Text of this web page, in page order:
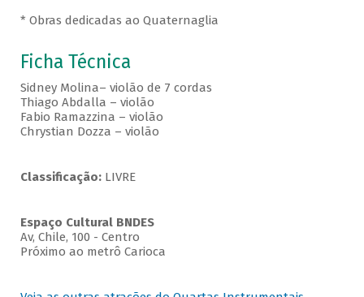
* Obras dedicadas ao Quaternaglia
Ficha Técnica
Sidney Molina– violão de 7 cordas
Thiago Abdalla – violão
Fabio Ramazzina – violão
Chrystian Dozza – violão
Classificação: LIVRE
Espaço Cultural BNDES
Av, Chile, 100 - Centro
Próximo ao metrô Carioca